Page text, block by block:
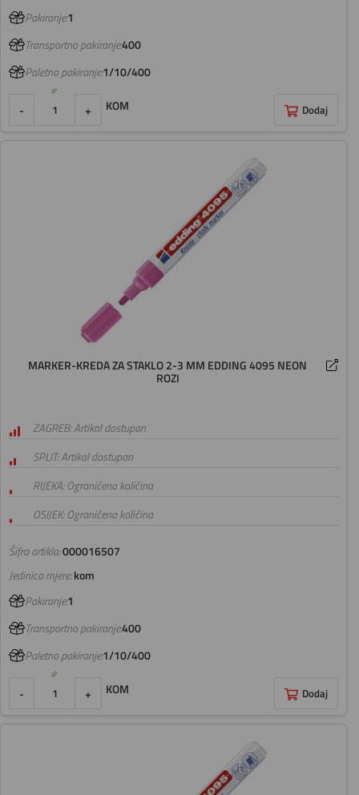
Pakiranje:1
Transportno pakiranje:400
Paletno pakiranje:1/10/400
- + KOM Dodaj
MARKER-KREDA ZA STAKLO 2-3 MM EDDING 4095 NEON
ROZI
Šifra artikla:000016507
ZAGREB: Artikal dostupan
SPLIT: Artikal dostupan
RIJEKA: Ograničena količina
OSIJEK: Ograničena količina
Jedinica mjere:kom
Pakiranje:1
Transportno pakiranje:400
Paletno pakiranje:1/10/400
- + KOM Dodaj